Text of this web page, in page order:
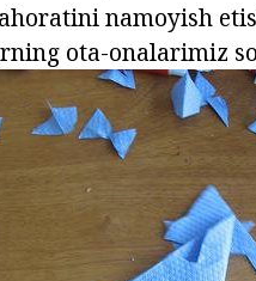
namoyish
ota-onalarimiz